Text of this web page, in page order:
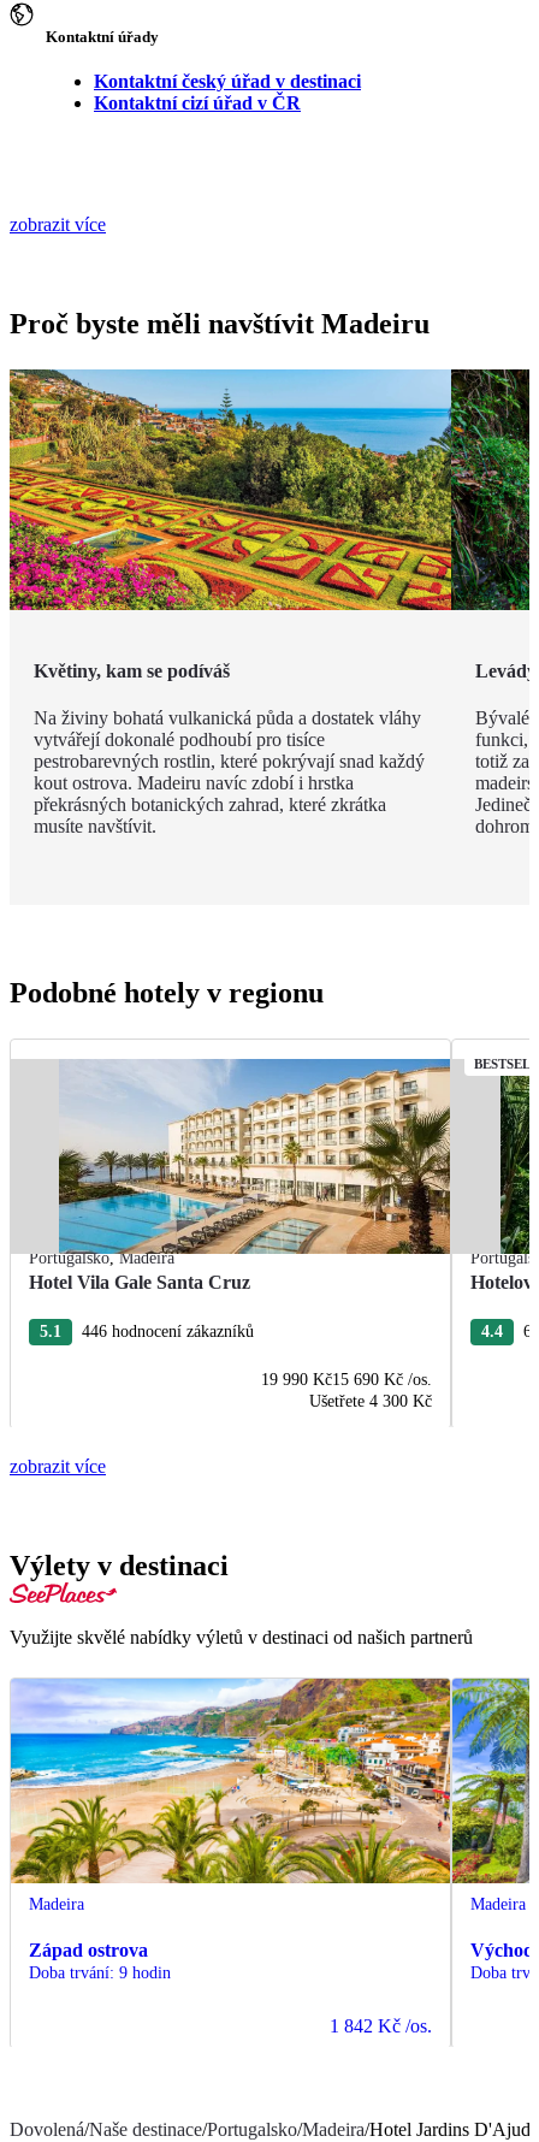
Kontaktní úřady
Kontaktní český úřad v destinaci
Kontaktní cizí úřad v ČR
zobrazit více
Proč byste měli navštívit Madeiru
Květiny, kam se podíváš
Na živiny bohatá vulkanická půda a dostatek vláhy
vytvářejí dokonalé podhoubí pro tisíce
pestrobarevných rostlin, které pokrývají snad každý
kout ostrova. Madeiru navíc zdobí i hrstka
překrásných botanických zahrad, které zkrátka
musíte navštívit.
Levády
Bývalé
funkci,
totiž
Podobné hotely v regionu
Portugalsko,Madeira
Hotel Vila Gale Santa Cruz
5.1 446 hodnocení zákazníků
19 990 Kč15 690 Kč /os.
Ušetřete 4 300 Kč
4.4
zobrazit více
Výlety v destinaci
Využijte skvělé nabídky výletů v destinaci od našich partnerů
Madeira
Západ ostrova
Doba trvání: 9 hodin
1 842 Kč /os.
Madeira
Východ
Doba
Dovolená/Naše destinace/Portugalsko/Madeira/Hotel Jardins D'Ajuda